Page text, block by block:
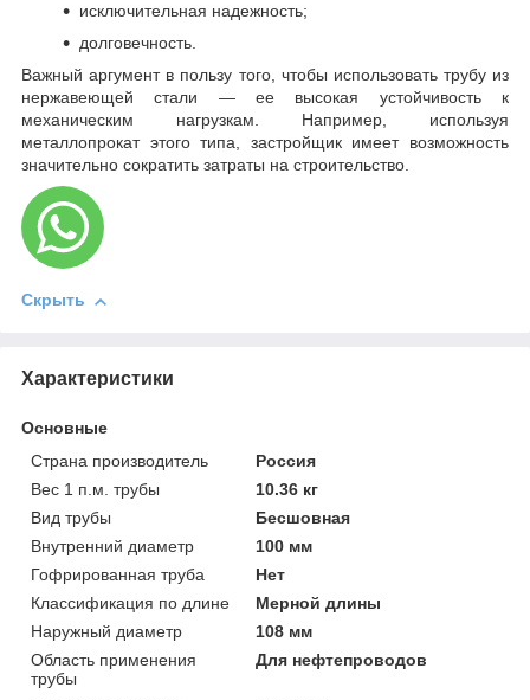
исключительная надежность;
долговечность.
Важный аргумент в пользу того, чтобы использовать трубу из
нержавеющей стали — ее высокая устойчивость к
механическим нагрузкам. Например, используя
металлопрокат этого типа, застройщик имеет возможность
значительно сократить затраты на строительство.
Скрыть
Характеристики
Основные
Страна производитель
Россия
Вес 1 п.м. трубы
10.36 кг
Вид трубы
Бесшовная
Внутренний диаметр
100 мм
Гофрированная труба
Нет
Классификация по длине
Мерной длины
Наружный диаметр
108 мм
Область применения
трубы
Для нефтепроводов